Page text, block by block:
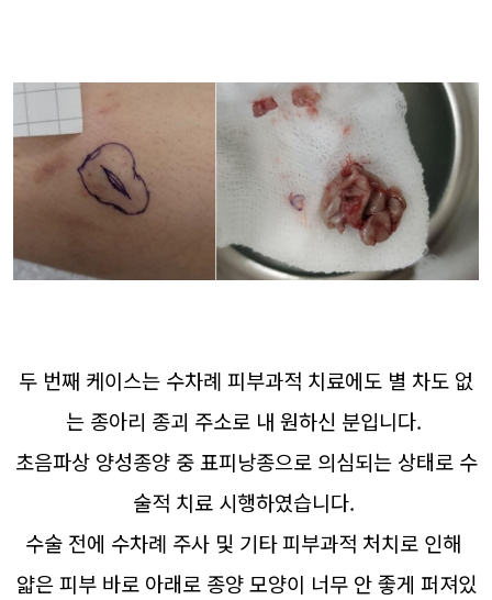
두 번째 케이스는 수차례 피부과적 치료에도 별 차도 없
는 종아리 종괴 주소로 내 원하신 분입니다.
초음파상 양성종양 중 표피낭종으로 의심되는 상태로 수
술적 치료 시행하였습니다.
수술 전에 수차례 주사 및 기타 피부과적 처치로 인해
얇은 피부 바로 아래로 종양 모양이 너무 안 좋게 퍼져있